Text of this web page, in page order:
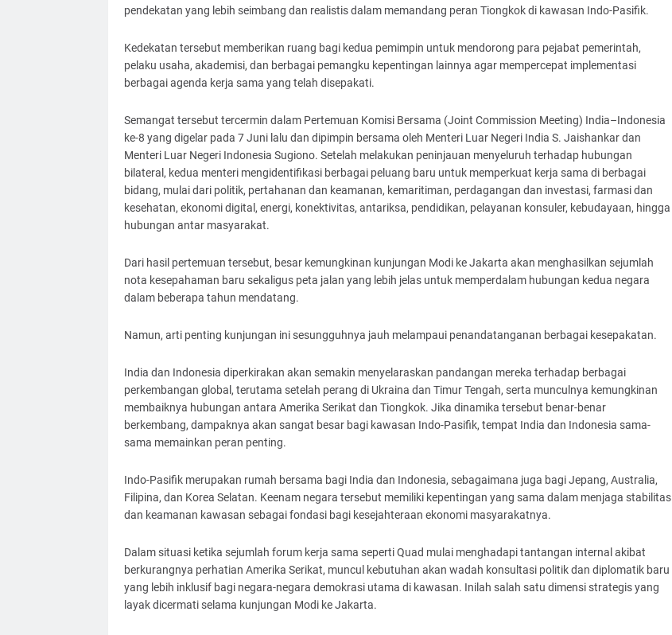
pendekatan yang lebih seimbang dan realistis dalam memandang peran Tiongkok di kawasan Indo-Pasifik.
Kedekatan tersebut memberikan ruang bagi kedua pemimpin untuk mendorong para pejabat pemerintah,
pelaku usaha, akademisi, dan berbagai pemangku kepentingan lainnya agar mempercepat implementasi
berbagai agenda kerja sama yang telah disepakati.
Semangat tersebut tercermin dalam Pertemuan Komisi Bersama (Joint Commission Meeting) India–Indonesia
ke-8 yang digelar pada 7 Juni lalu dan dipimpin bersama oleh Menteri Luar Negeri India S. Jaishankar dan
Menteri Luar Negeri Indonesia Sugiono. Setelah melakukan peninjauan menyeluruh terhadap hubungan
bilateral, kedua menteri mengidentifikasi berbagai peluang baru untuk memperkuat kerja sama di berbagai
bidang, mulai dari politik, pertahanan dan keamanan, kemaritiman, perdagangan dan investasi, farmasi dan
kesehatan, ekonomi digital, energi, konektivitas, antariksa, pendidikan, pelayanan konsuler, kebudayaan, hingga
hubungan antar masyarakat.
Dari hasil pertemuan tersebut, besar kemungkinan kunjungan Modi ke Jakarta akan menghasilkan sejumlah
nota kesepahaman baru sekaligus peta jalan yang lebih jelas untuk memperdalam hubungan kedua negara
dalam beberapa tahun mendatang.
Namun, arti penting kunjungan ini sesungguhnya jauh melampaui penandatanganan berbagai kesepakatan.
India dan Indonesia diperkirakan akan semakin menyelaraskan pandangan mereka terhadap berbagai
perkembangan global, terutama setelah perang di Ukraina dan Timur Tengah, serta munculnya kemungkinan
membaiknya hubungan antara Amerika Serikat dan Tiongkok. Jika dinamika tersebut benar-benar
berkembang, dampaknya akan sangat besar bagi kawasan Indo-Pasifik, tempat India dan Indonesia sama-
sama memainkan peran penting.
Indo-Pasifik merupakan rumah bersama bagi India dan Indonesia, sebagaimana juga bagi Jepang, Australia,
Filipina, dan Korea Selatan. Keenam negara tersebut memiliki kepentingan yang sama dalam menjaga stabilitas
dan keamanan kawasan sebagai fondasi bagi kesejahteraan ekonomi masyarakatnya.
Dalam situasi ketika sejumlah forum kerja sama seperti Quad mulai menghadapi tantangan internal akibat
berkurangnya perhatian Amerika Serikat, muncul kebutuhan akan wadah konsultasi politik dan diplomatik baru
yang lebih inklusif bagi negara-negara demokrasi utama di kawasan. Inilah salah satu dimensi strategis yang
layak dicermati selama kunjungan Modi ke Jakarta.